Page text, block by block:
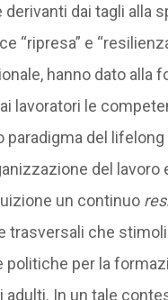
dai tagli alla
“ripresa” e
hanno dato alla
lavoratori le
paradigma del
del lavoro
un continuo
trasversali che
politiche per la
adulti. In un tale